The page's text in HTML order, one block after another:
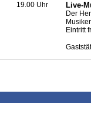
19.00 Uhr Live-
Der
Eintritt